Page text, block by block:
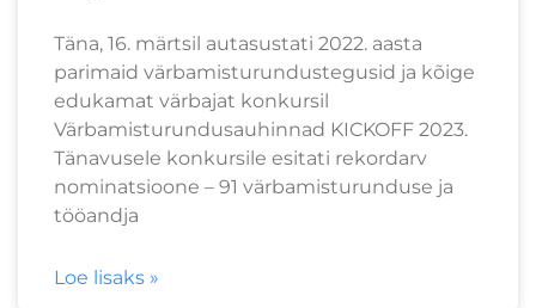
Täna, 16. märtsil autasustati 2022. aasta
parimaid värbamisturundustegusid ja kõige
edukamat värbajat konkursil
Värbamisturundusauhinnad KICKOFF 2023.
Tänavusele konkursile esitati rekordarv
nominatsioone – 91 värbamisturunduse ja
tööandja
Loe lisaks »